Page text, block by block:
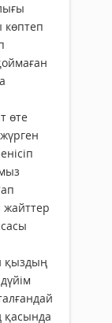
өте
қыздың
қасында